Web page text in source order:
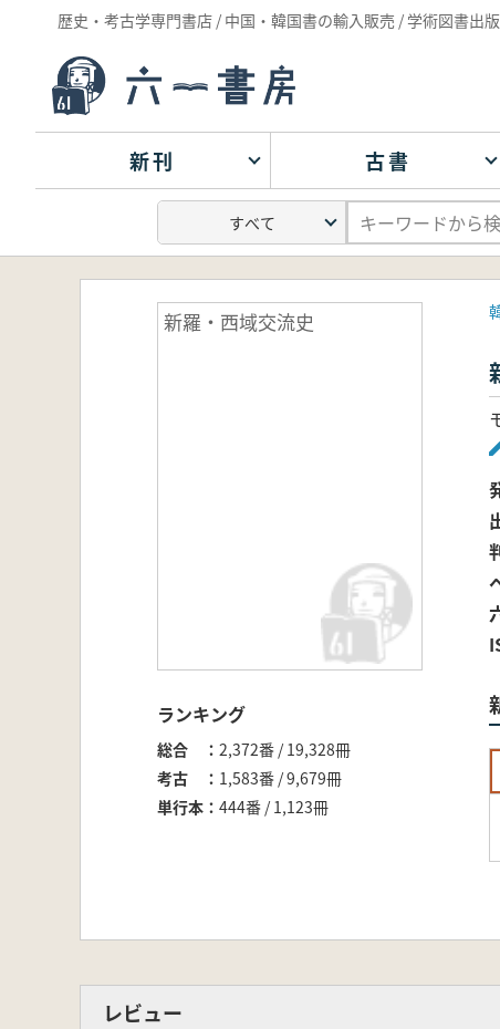
歴史・考古学専門書店 / 中国・韓国書の輸入販売 / 学術図書出版
新刊 古書
新羅・西域交流史
ランキング
総合
2,372番 / 19,328冊
考古
1,583番 / 9,679冊
単行本
444番 / 1,123冊
レビュー